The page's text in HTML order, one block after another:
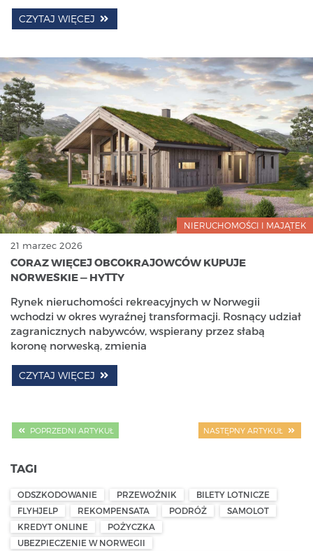
CZYTAJ WIĘCEJ
NIERUCHOMOŚCI I MAJĄTEK
21 marzec 2026
CORAZ WIĘCEJ OBCOKRAJOWCÓW KUPUJE
NORWESKIE — HYTTY
Rynek nieruchomości rekreacyjnych w Norwegii
wchodzi w okres wyraźnej transformacji. Rosnący udział
zagranicznych nabywców, wspierany przez słabą
koronę norweską, zmienia
CZYTAJ WIĘCEJ
POPRZEDNI ARTYKUŁ NASTĘPNY ARTYKUŁ
TAGI
ODSZKODOWANIE PRZEWOŹNIK
BILETY LOTNICZE
FLYHJELP
REKOMPENSATA PODRÓŻ
SAMOLOT
KREDYT ONLINE
POŻYCZKA
UBEZPIECZENIE W NORWEGII